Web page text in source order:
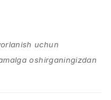
uchun
oshirganingizdan